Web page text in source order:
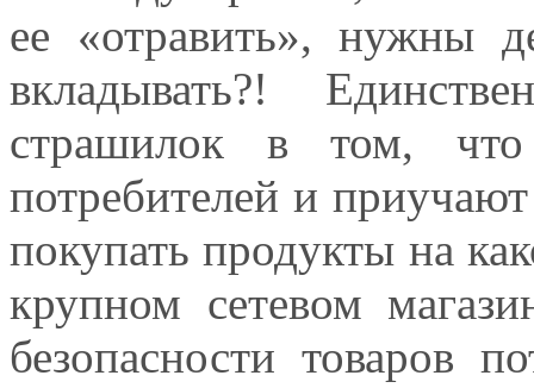
ее «отравить», нужны
вкладывать?!
страшилок в том,
потребителей и
покупать продукты на
крупном сетевом
безопасности товаров